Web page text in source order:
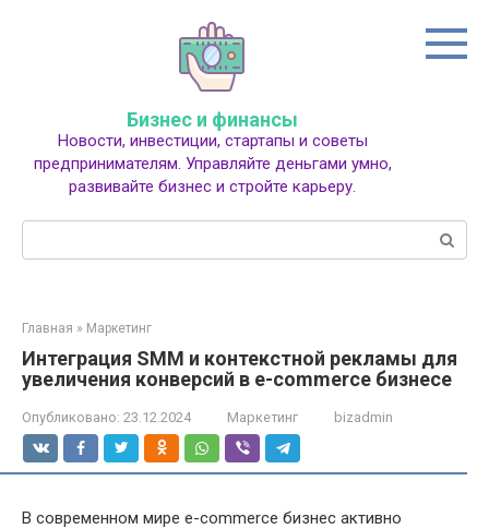
Бизнес и финансы
Новости, инвестиции, стартапы и советы
предпринимателям. Управляйте деньгами умно,
развивайте бизнес и стройте карьеру.
Главная » Маркетинг
Интеграция SMM и контекстной рекламы для
увеличения конверсий в e-commerce бизнесе
Опубликовано: 23.12.2024 Маркетинг bizadmin
В современном мире e-commerce бизнес активно